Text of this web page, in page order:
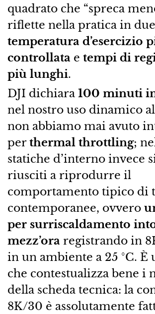
quadrato che “spreca
riflette nella pratica in
temperatura d’esercizio
controllatae tempi di
più lunghi.
DJI dichiara 100 minuti
nel nostro uso dinamico
non abbiamo mai avuto
perthermal throttling;
statiche d’interno invece
riusciti a riprodurre il
comportamento tipico di
contemporanee, ovvero
per surriscaldamento
mezz’oraregistrando in
in un ambiente a 25 °C. È
che contestualizza bene i
della scheda tecnica: la
8K/30 è assolutamente